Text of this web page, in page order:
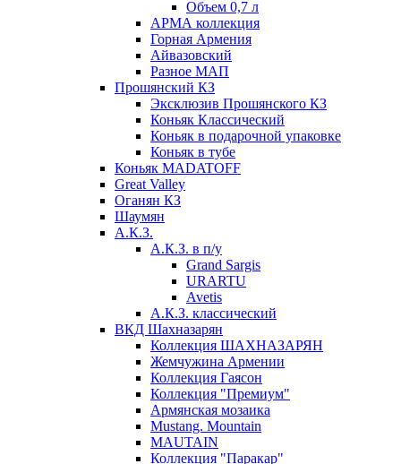
Объем 0,7 л
АРМА коллекция
Горная Армения
Айвазовский
Разное МАП
Прошянский КЗ
Эксклюзив Прошянского КЗ
Коньяк Классический
Коньяк в подарочной упаковке
Коньяк в тубе
Коньяк MADATOFF
Great Valley
Оганян КЗ
Шаумян
А.К.З.
А.К.З. в п/у
Grand Sargis
URARTU
Avetis
А.К.З. классический
ВКД Шахназарян
Коллекция ШАХНАЗАРЯН
Жемчужина Армении
Коллекция Гаясон
Коллекция "Премиум"
Армянская мозаика
Mustang. Mountain
MAUTAIN
Коллекция "Паракар"